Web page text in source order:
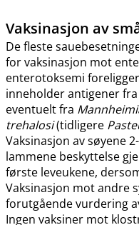
Vaksinasjon av
De fleste
for vaksinasjon mot
enterotoksemi
inneholder antigener
eventuelt fra
trehalosi(tidligere
Vaksinasjon av søyene
lammene beskyttelse
første leveukene,
Vaksinasjon mot andre
forutgående vurdering
Ingen vaksiner mot